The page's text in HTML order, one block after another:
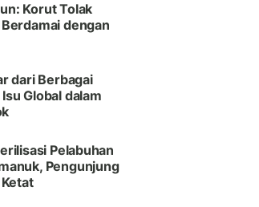
Korut Tolak
dengan
dari Berbagai
Global dalam
Pelabuhan
Pengunjung